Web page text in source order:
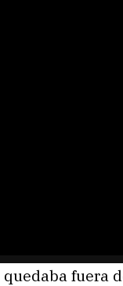
quedaba fuera